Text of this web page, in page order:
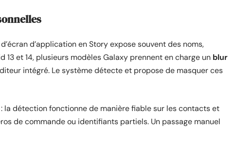
d’application en Story expose souvent des noms,
13 et 14, plusieurs modèles Galaxy prennent en charge un blur
intégré. Le système détecte et propose de masquer ces
la détection fonctionne de manière fiable sur les contacts et
de commande ou identifiants partiels. Un passage manuel